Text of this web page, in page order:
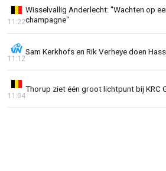
Wisselvallig Anderlecht: "Wachten op
champagne"
11:22
Sam Kerkhofs en Rik Verheye doen
11:12
Thorup ziet één groot lichtpunt bij KRC
11:04